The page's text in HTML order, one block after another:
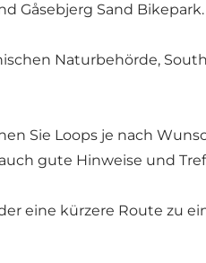
Gåsebjerg Sand Bikepark.
Naturbehörde,
Sie Loops je nach
gute Hinweise und
eine kürzere Route zu